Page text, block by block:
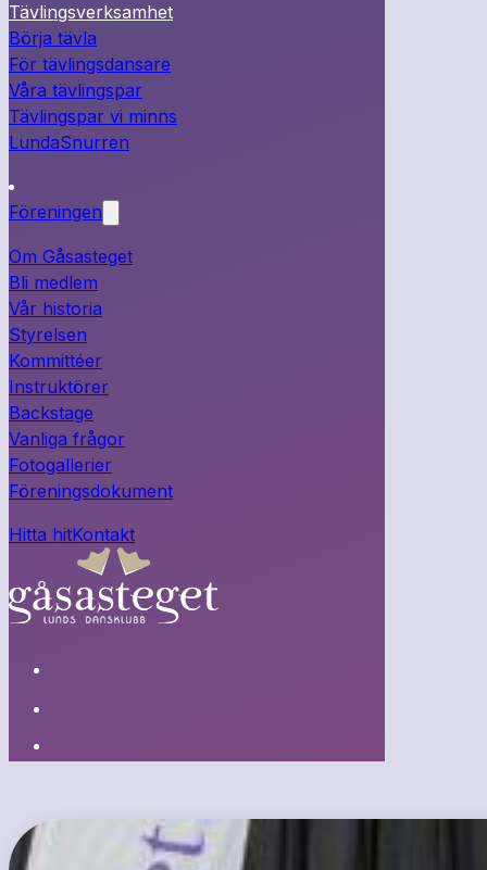
Tävlingsverksamhet
Börja tävla
För tävlingsdansare
Våra tävlingspar
Tävlingspar vi minns
LundaSnurren
Föreningen
Om Gåsasteget
Bli medlem
Vår historia
Styrelsen
Kommittéer
Instruktörer
Backstage
Vanliga frågor
Fotogallerier
Föreningsdokument
Hitta hitKontakt